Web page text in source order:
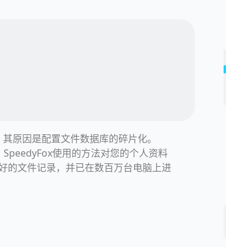
原因是配置文件数据库的碎片化。
使用的方法对您的个人资料
的文件记录，并已在数百万台电脑上进